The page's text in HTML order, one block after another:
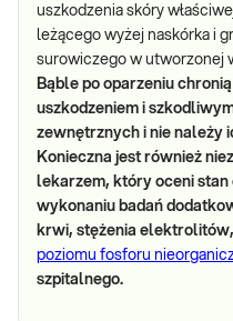
uszkodzenia skóry
leżącego wyżej naskórka i
surowiczego w utworzonej
Bąble po oparzeniu
uszkodzeniem i
zewnętrznych i nie należy
Konieczna jest również
lekarzem, który oceni stan
wykonaniu badań
krwi, stężenia
poziomu fosforu
szpitalnego.